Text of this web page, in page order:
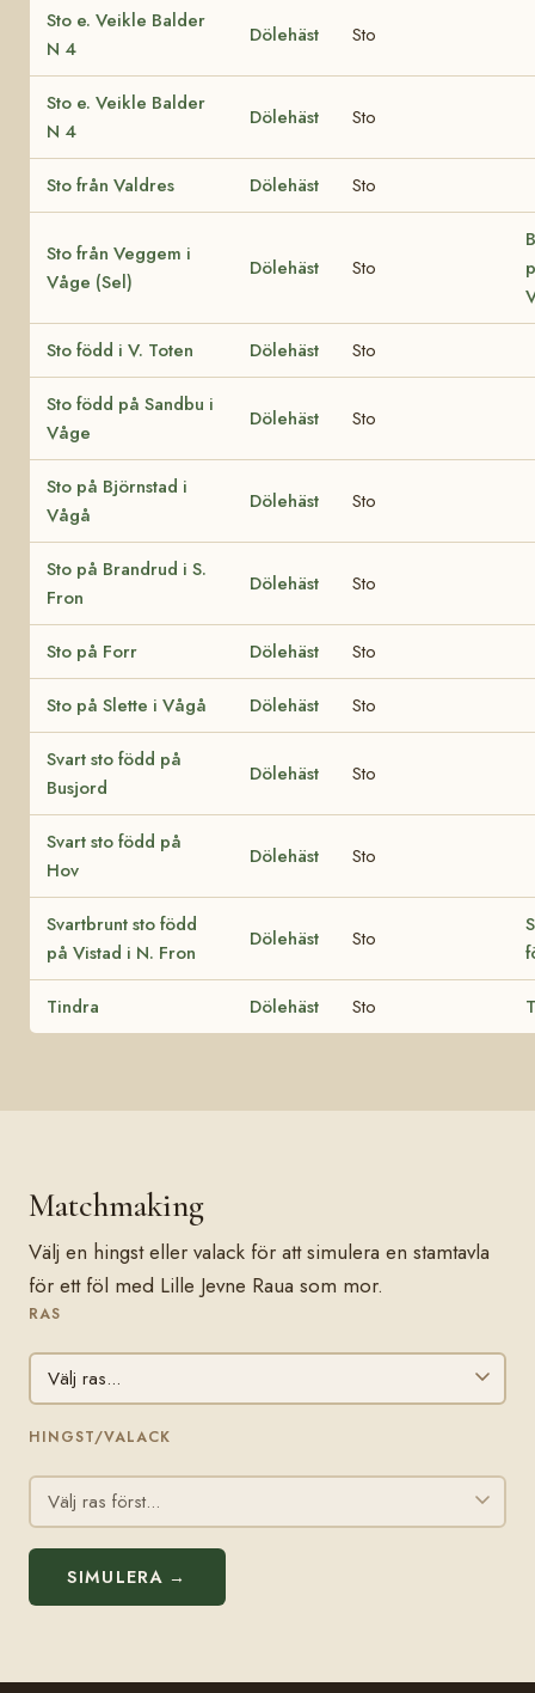
Sto e. Veikle Balder
N 4
Dölehäst Sto
Sto e. Veikle Balder
N 4
Dölehäst Sto
Sto från Valdres Dölehäst Sto
Sto från Veggem i
Våge (Sel)
Dölehäst Sto
Sto född i V. Toten Dölehäst Sto
Sto född på Sandbu i
Våge
Dölehäst Sto
Sto på Björnstad i
Vågå
Dölehäst Sto
Sto på Brandrud i S.
Fron
Dölehäst Sto
Sto på Forr Dölehäst Sto
Sto på Slette i Vågå Dölehäst Sto
Svart sto född på
Busjord
Dölehäst Sto
Svart sto född på
Hov
Dölehäst Sto
Svartbrunt sto född
på Vistad i N. Fron
Dölehäst Sto
Tindra Dölehäst Sto
Matchmaking
Välj en hingst eller valack för att simulera en stamtavla
för ett föl med Lille Jevne Raua som mor.
RAS
HINGST/VALACK
SIMULERA →